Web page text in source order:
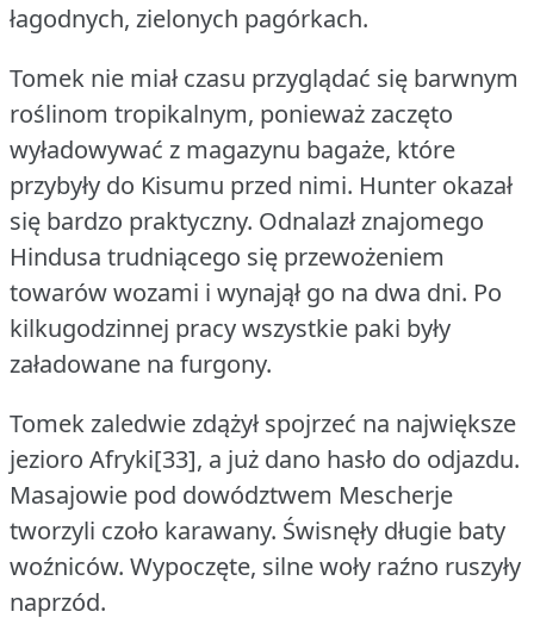
łagodnych, zielonych pagórkach.
Tomek nie miał czasu przyglądać się barwnym
roślinom tropikalnym, ponieważ zaczęto
wyładowywać z magazynu bagaże, które
przybyły do Kisumu przed nimi. Hunter okazał
się bardzo praktyczny. Odnalazł znajomego
Hindusa trudniącego się przewożeniem
towarów wozami i wynajął go na dwa dni. Po
kilkugodzinnej pracy wszystkie paki były
załadowane na furgony.
Tomek zaledwie zdążył spojrzeć na największe
jezioro Afryki[33], a już dano hasło do odjazdu.
Masajowie pod dowództwem Mescherje
tworzyli czoło karawany. Świsnęły długie baty
woźniców. Wypoczęte, silne woły raźno ruszyły
naprzód.